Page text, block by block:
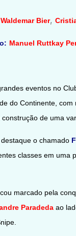
Waldemar Bier,
Manuel Ruttkay
eventos no
do Continente,
de uma
o chamado
classes em uma
marcado pela
Paradeda ao